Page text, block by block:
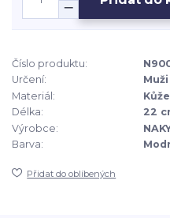
Číslo produktu:
Určení:
Muži
Materiál:
Kůže
Délka:
22
Výrobce:
Barva:
Přidat do oblíbených